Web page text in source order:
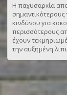
Η παχυσαρκία
κινδύνου για
περισσότερους
έχουν
την αυξημένη